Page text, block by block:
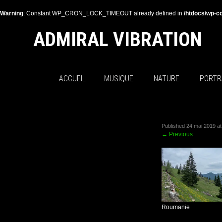
Warning: Constant WP_CRON_LOCK_TIMEOUT already defined in /htdocs/wp-
ADMIRAL VIBRATION
ACCUEIL MUSIQUE NATURE
Published 24 mai 2019
← Previous
Roumanie